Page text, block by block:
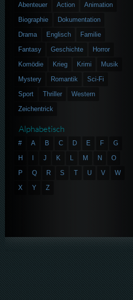
Abenteuer Action
Animation
Biographie
Dokumentation
Drama
Englisch
Familie
Fantasy
Geschichte
Horror
Komödie
Krieg Krimi
Musik
Mystery
Romantik
Sci-Fi
Sport
Thriller
Western
Zeichentrick
Alphabetisch
# A B C D E F
G
H
J K L M N
O
P
Q R S T U V
W
X
Y Z